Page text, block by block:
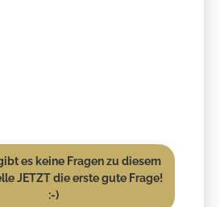
es keine Fragen zu diesem
JETZT die erste gute Frage!
:-)